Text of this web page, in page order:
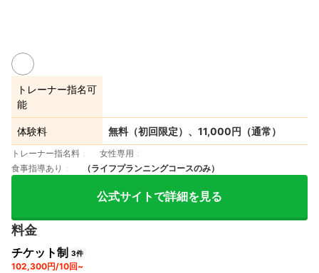
トレーナー指名可
能
体験料 無料（初回限定）、11,000円（通常）
トレーナー指名料
女性専用
食事指導あり
（ライフプランニングコースのみ）
公式サイトで詳細を見る
料金
チケット制 3件
102,300円/10回~